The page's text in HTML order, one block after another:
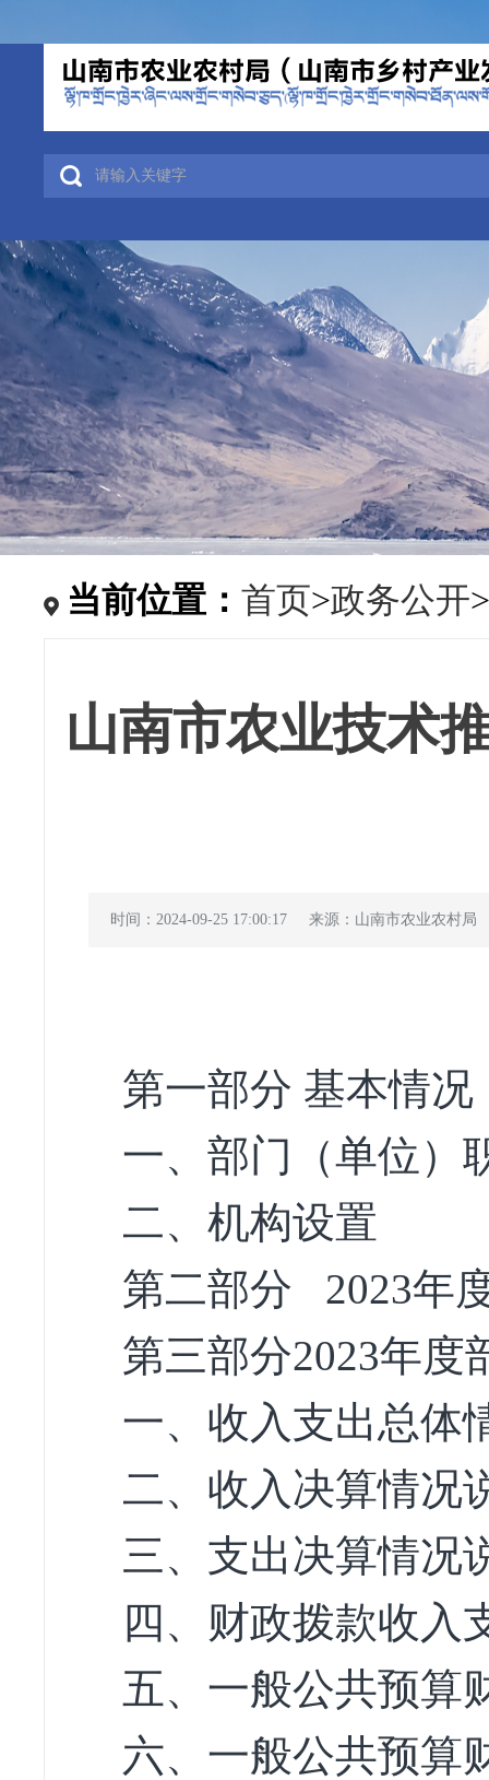
当前位置： 首页>政务公开>
山南市农业技术
时间：2024-09-25 17:00:17 来源：山南市农业农村局
第一部分 基本情况
一、部门（单位）
二、机构设置
第二部分 2023年
第三部分2023年
一、收入支出总体
二、收入决算情况
三、支出决算情况
四、财政拨款收入
五、一般公共预算
六、一般公共预算